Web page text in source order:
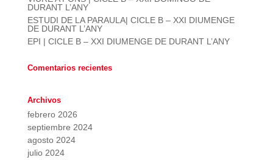
DURANT L’ANY
ESTUDI DE LA PARAULA| CICLE B – XXI DIUMENGE
DE DURANT L’ANY
EPI | CICLE B – XXI DIUMENGE DE DURANT L’ANY
Comentarios recientes
Archivos
febrero 2026
septiembre 2024
agosto 2024
julio 2024